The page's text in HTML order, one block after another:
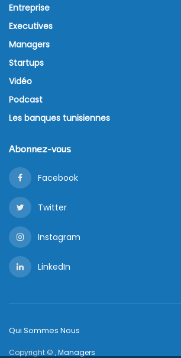
Entreprise
Executives
Managers
Startups
Vidéo
Podcast
Les banques tunisiennes
Abonnez-vous
Facebook
Twitter
Instagram
LinkedIn
Qui Sommes Nous
Copyright © ,Managers